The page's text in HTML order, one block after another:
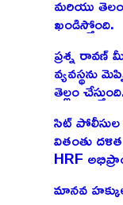
ఖండిస్తోంది.
ప్రశ్న
వ్యవస్థను
తెల్లం
సిట్ పోలీసుల
వితంతు
HRF
మానవ